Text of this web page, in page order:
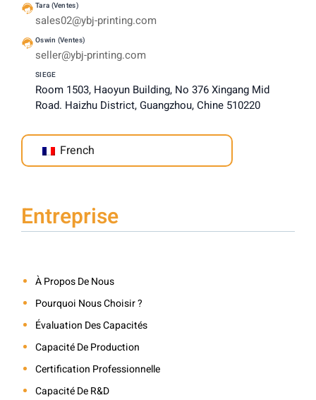
Tara (Ventes)
sales02@ybj-printing.com
Oswin (Ventes)
seller@ybj-printing.com
SIEGE
Room 1503, Haoyun Building, No 376 Xingang Mid
Road. Haizhu District, Guangzhou, Chine 510220
French
Entreprise
À Propos De Nous
Pourquoi Nous Choisir ?
Évaluation Des Capacités
Capacité De Production
Certification Professionnelle
Capacité De R&D